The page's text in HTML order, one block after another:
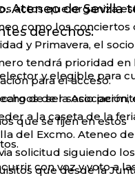
actos que organiza
como los conciertos
y Primavera, el socio
tendrá prioridad en
para el acceso.
de ser socio
a la caseta de la
del Excmo. Ateneo de
solicitud siguiendo
que desde la
Ateneo de Sevilla
derechos:
y elegible para
de la Asociación,
que se fijen en estos
con voz y voto a